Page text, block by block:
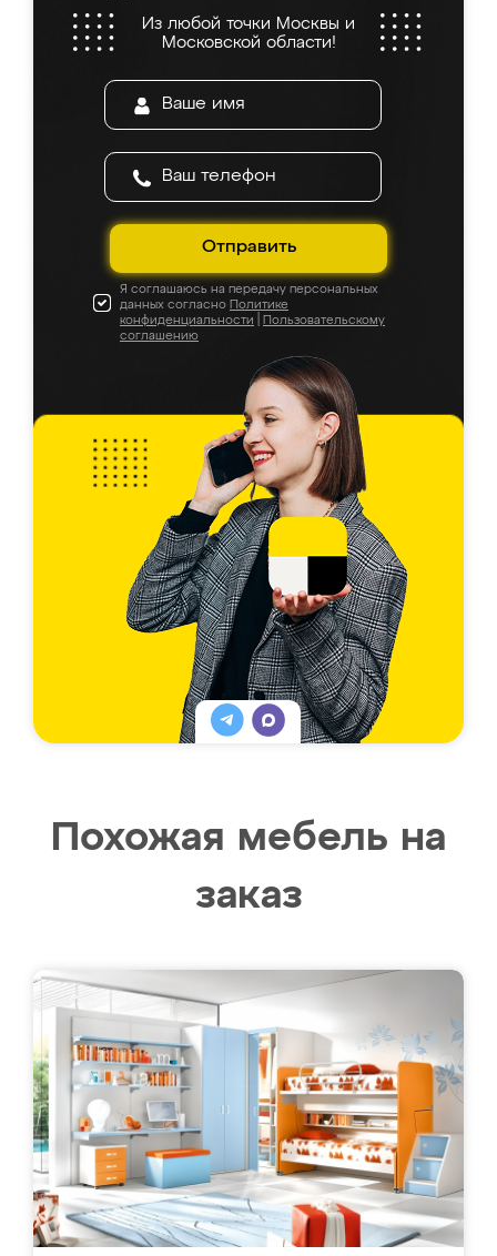
Из любой точки Москвы и
Московской области!
Отправить
Я соглашаюсь на передачу персональных
данных согласно Политике
конфиденциальности
Пользовательскому
соглашению
Похожая мебель на
заказ